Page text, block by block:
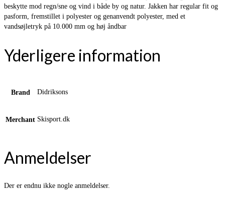
beskytte mod regn/sne og vind i både by og natur. Jakken har regular fit og
pasform, fremstillet i polyester og genanvendt polyester, med et
vandsøjletryk på 10.000 mm og høj åndbar
Yderligere information
Brand Didriksons
Merchant Skisport.dk
Anmeldelser
Der er endnu ikke nogle anmeldelser.